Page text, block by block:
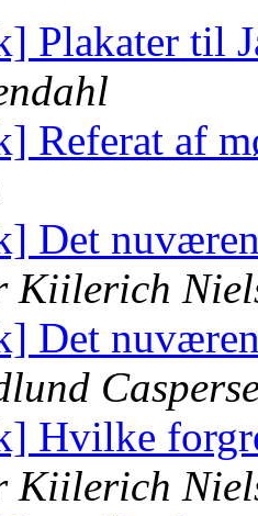
Plakater til
Referat af
Det
Kiilerich
Det
Hvilke
Kiilerich